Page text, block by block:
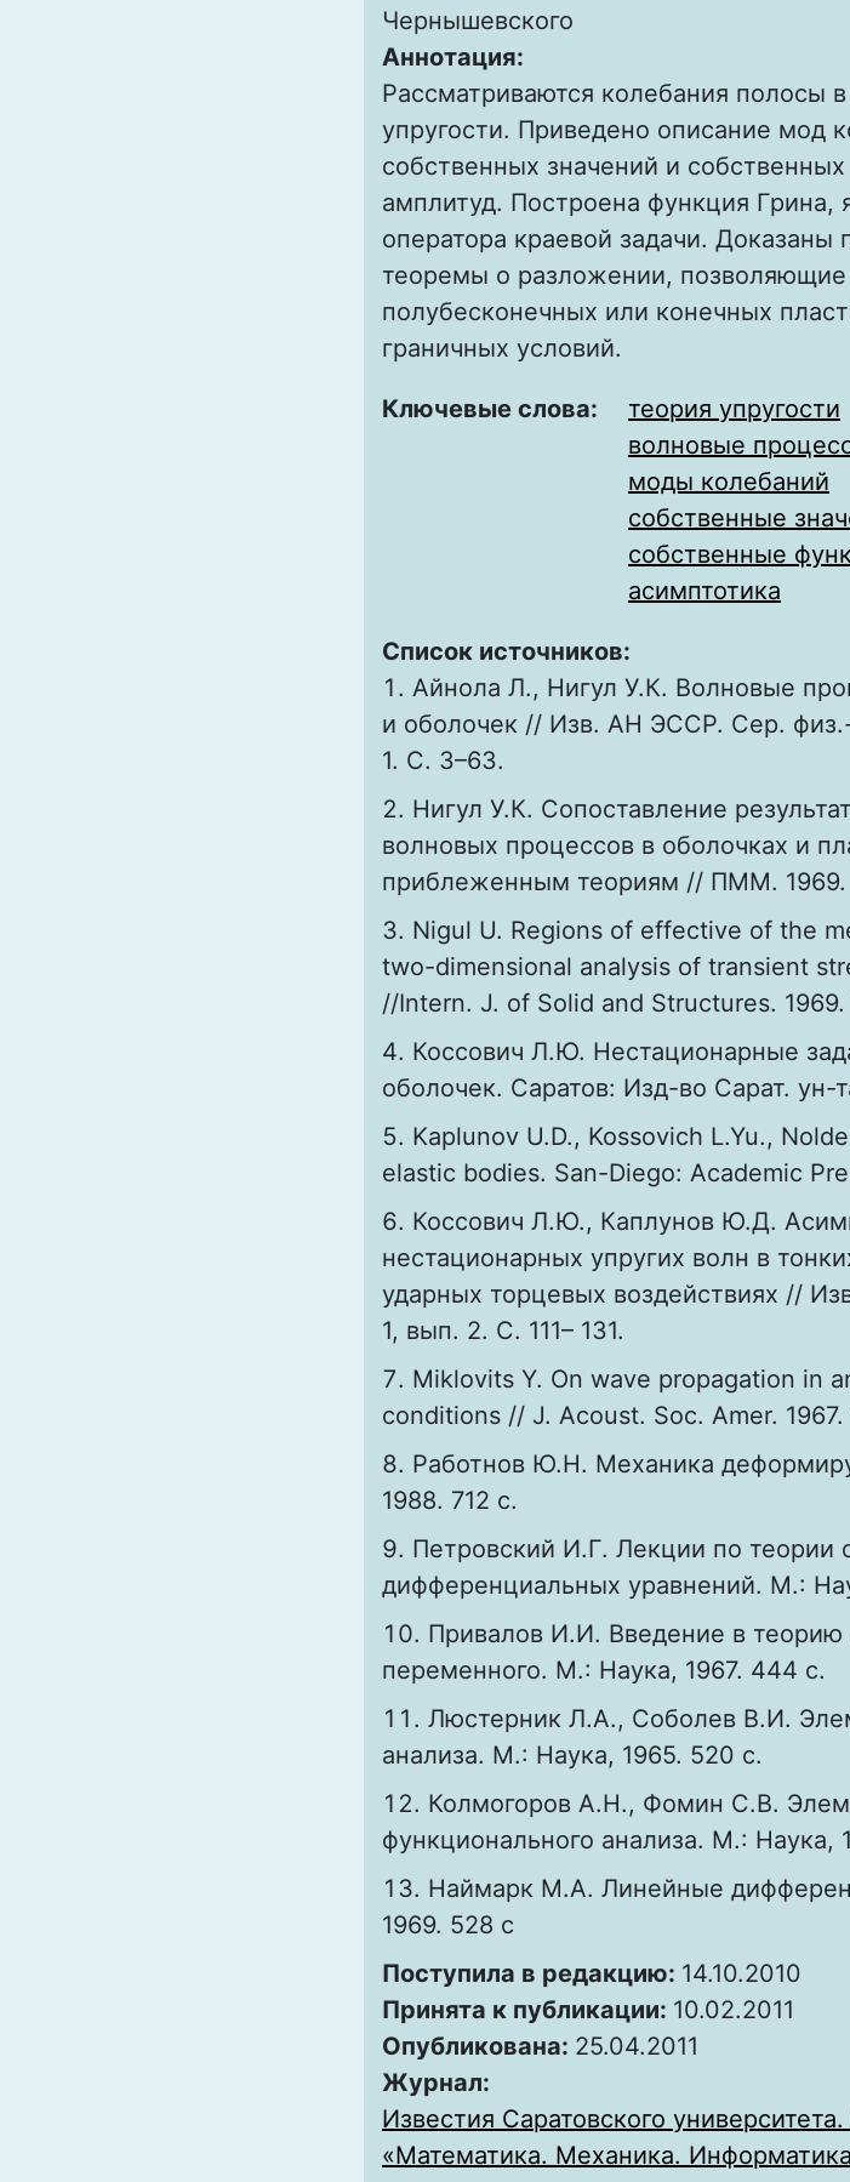
Чернышевского
Аннотация:
Рассматриваются колебания полосы
упругости. Приведено описание мод
собственных значений и
амплитуд. Построена функция Грина,
оператора краевой задачи.
теоремы о разложении, позволяющие
полубесконечных или конечных
граничных условий.
Ключевые слова:
теория упругости
волновые
моды колебаний
собственные
собственные
асимптотика
Список источников:
Айнола Л., Нигул У.К. Волновые
и оболочек // Изв. АН ЭССР. Сер. физ.-
1. С. 3–63.
Нигул У.К. Сопоставление
волновых процессов в оболочках и
приблеженным теориям // ПММ.
Nigul U. Regions of effective of the
two-dimensional analysis of transient
//Intern. J. of Solid and Structures. 1969.
Коссович Л.Ю. Нестационарные
оболочек. Саратов: Изд-во Сарат. ун-
Kaplunov U.D., Kossovich L.Yu.,
elastic bodies. San-Diego: Academic
Коссович Л.Ю., Каплунов Ю.Д.
нестационарных упругих волн в
ударных торцевых воздействиях //
1, вып. 2. С. 111– 131.
Miklovits Y. On wave propagation in
conditions // J. Acoust. Soc. Amer. 1967.
Работнов Ю.Н. Механика
1988. 712 с.
Петровский И.Г. Лекции по теории
дифференциальных уравнений. М.:
Привалов И.И. Введение в теорию
переменного. М.: Наука, 1967. 444 с.
Люстерник Л.А., Соболев В.И.
анализа. М.: Наука, 1965. 520 с.
Колмогоров А.Н., Фомин С.В.
функционального анализа. М.: Наука,
Наймарк М.А. Линейные
1969. 528 с
Поступила в редакцию: 14.10.2010
Принята к публикации: 10.02.2011
Опубликована: 25.04.2011
Журнал:
Известия Саратовского
«Математика. Механика.